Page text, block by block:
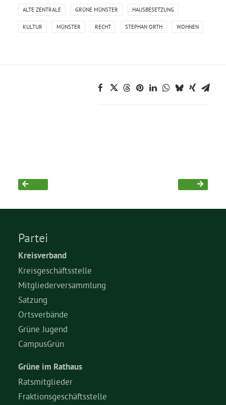
ALTE ZENTRALE GRÜNE MÜNSTER HAUSBESETZUNG
KULTUR MÜNSTER RECHT STEPHAN ORTH WOHNEN
Partei
Kreisverband
Kreisgeschäftsstelle
Mitgliederversammlung
Satzung
Ortsverbände
Grüne Jugend
CampusGrün
Grüne im Rathaus
Ratsmitglieder
Fraktionsgeschäftsstelle